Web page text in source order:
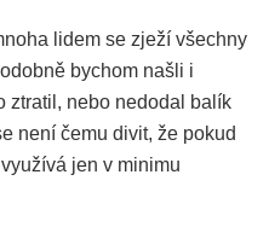
lidem se zježí všechny
bychom našli i
ztratil, nebo nedodal balík
není čemu divit, že pokud
jen v minimu